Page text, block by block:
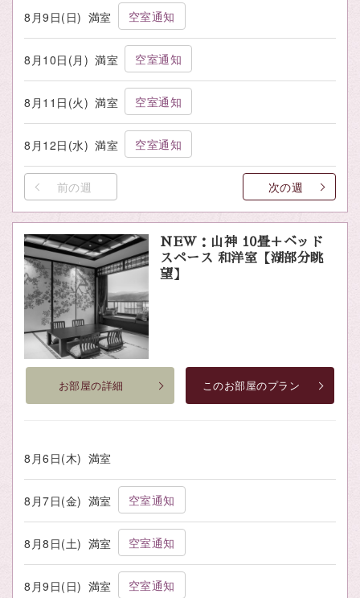
8月9日(日) 満室 空室通知
8月10日(月) 満室 空室通知
8月11日(火) 満室 空室通知
8月12日(水) 満室 空室通知
前の週 次の週
NEW：山神 10畳＋ベッド
スペース 和洋室【湖部分眺
望】
お部屋の詳細 このお部屋のプラン
8月6日(木) 満室
8月7日(金) 満室 空室通知
8月8日(土) 満室 空室通知
8月9日(日) 満室 空室通知